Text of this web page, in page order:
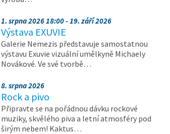
1. srpna 2026 18:00 - 19. září 2026
Výstava EXUVIE
Galerie Nemezis představuje samostatnou
výstavu Exuvie vizuální umělkyně Michaely
Novákové. Ve své tvorbě…
8. srpna 2026
Rock a pivo
Připravte se na pořádnou dávku rockové
muziky, skvělého piva a letní atmosféry pod
širým nebem! Kaktus…